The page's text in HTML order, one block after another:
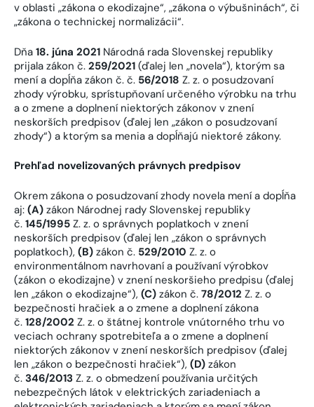
v oblasti „zákona o ekodizajne“, „zákona o výbušninách“, či
„zákona o technickej normalizácii“.
Dňa 18. júna 2021 Národná rada Slovenskej republiky
prijala zákon č. 259/2021 (ďalej len „novela“), ktorým sa
mení a dopĺňa zákon č. č. 56/2018 Z. z. o posudzovaní
zhody výrobku, sprístupňovaní určeného výrobku na trhu
a o zmene a doplnení niektorých zákonov v znení
neskorších predpisov (ďalej len „zákon o posudzovaní
zhody“) a ktorým sa menia a dopĺňajú niektoré zákony.
Prehľad novelizovaných právnych predpisov
Okrem zákona o posudzovaní zhody novela mení a dopĺňa
aj: (A) zákon Národnej rady Slovenskej republiky
č. 145/1995 Z. z. o správnych poplatkoch v znení
neskorších predpisov (ďalej len „zákon o správnych
poplatkoch), (B) zákon č. 529/2010 Z. z. o
environmentálnom navrhovaní a používaní výrobkov
(zákon o ekodizajne) v znení neskoršieho predpisu (ďalej
len „zákon o ekodizajne“), (C) zákon č. 78/2012 Z. z. o
bezpečnosti hračiek a o zmene a doplnení zákona
č. 128/2002 Z. z. o štátnej kontrole vnútorného trhu vo
veciach ochrany spotrebiteľa a o zmene a doplnení
niektorých zákonov v znení neskorších predpisov (ďalej
len „zákon o bezpečnosti hračiek“), (D) zákon
č. 346/2013 Z. z. o obmedzení používania určitých
nebezpečných látok v elektrických zariadeniach a